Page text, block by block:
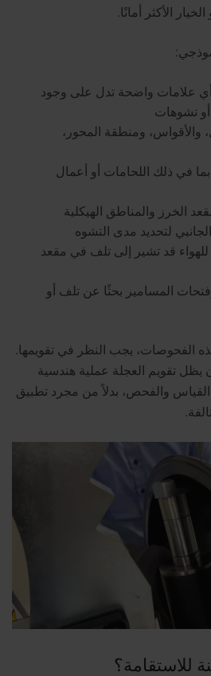
الأكثر أمانًا.
واضحة تدل على وجود
تشوهات
ومنطقة المحور،
في ذلك اللحامات أو أعمال
الخرز والمناطق الهيكلية
لتحديد مدى التشوه
قد تشير إلى تلف في مقعد
المسامير بحثًا عن تلف أو
الفحوصات، يجب النظر في تقويمها.
يظل تقويم العجلة عملية هندسية
والفحص، بدلاً من مجرد تطبيق
للاستقامة؟